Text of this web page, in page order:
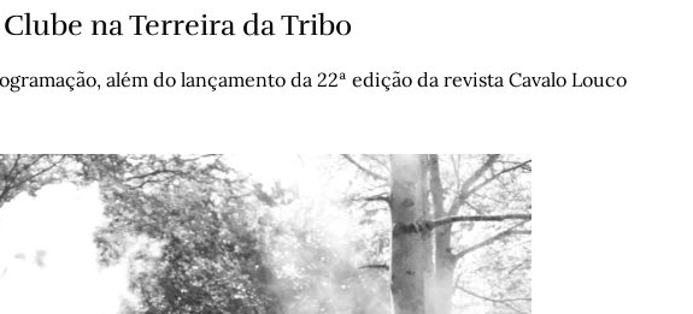
na Terreira da Tribo
além do lançamento da 22ª edição da revista Cavalo Louco